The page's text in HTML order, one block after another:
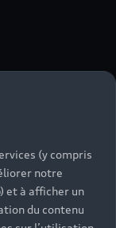
d’acquérir un
à chaque
illimité
(y compris
notre
et à afficher un
du contenu